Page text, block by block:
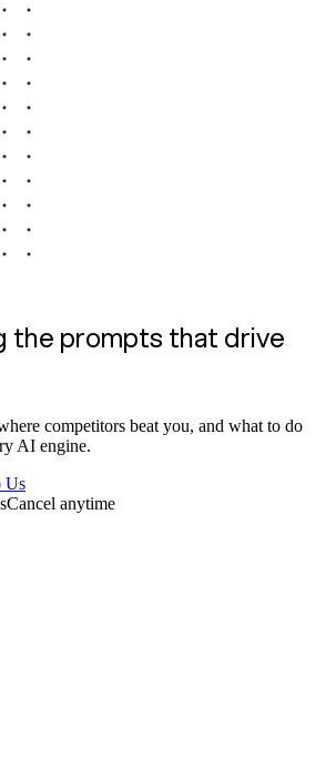
the prompts that drive
competitors beat you, and what to do
AI engine.
Us
Cancel anytime